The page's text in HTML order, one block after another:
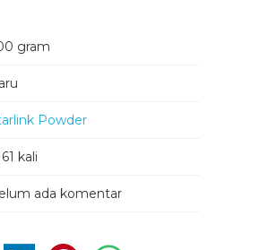
gram
Powder
kali
ada komentar